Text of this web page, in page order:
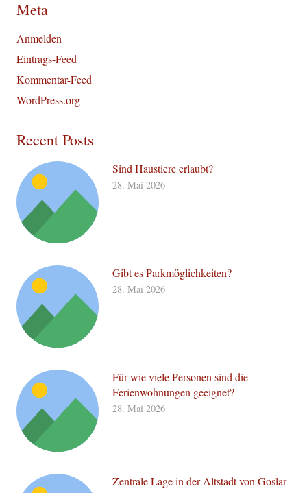
Meta
Anmelden
Eintrags-Feed
Kommentar-Feed
WordPress.org
Recent Posts
Sind Haustiere erlaubt?
28. Mai 2026
Gibt es Parkmöglichkeiten?
28. Mai 2026
Für wie viele Personen sind die
Ferienwohnungen geeignet?
28. Mai 2026
Zentrale Lage in der Altstadt von Goslar